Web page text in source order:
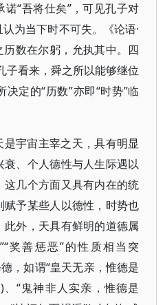
“吾将仕矣”，可见孔子对
为当下时不可失。《论语·
数在尔躬，允执其中。四
子看来，舜之所以能够继位
定的“历数”亦即“时势”临
宇宙主宰之天，具有明显
、个人德性与人生际遇以
几个方面又具有内在的统
予某些人以德性，时势也
外，天具有鲜明的道德属
奖善惩恶”的性质相当突
，如谓“皇天无亲，惟德是
、“鬼神非人实亲，惟德是